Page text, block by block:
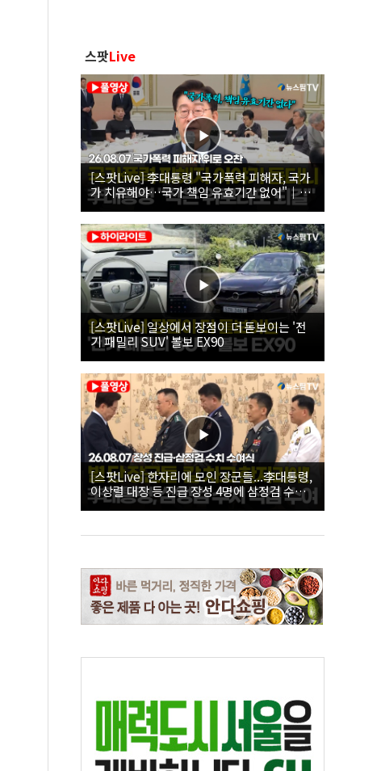
스팟Live
[스팟Live] 李대통령 "국가폭력 피해자, 국가
가 치유해야…국가 책임 유효기간 없어"｜
26.08.07 국가폭력 피해자 위로 오찬
[스팟Live] 일상에서 장점이 더 돋보이는 '전
기 패밀리 SUV' 볼보 EX90
[스팟Live] 한자리에 모인 장군들...李대통령,
이상렬 대장 등 진급 장성 4명에 삼정검 수치
직접 수여｜26.08.07 장성 진급·삼정검 수치